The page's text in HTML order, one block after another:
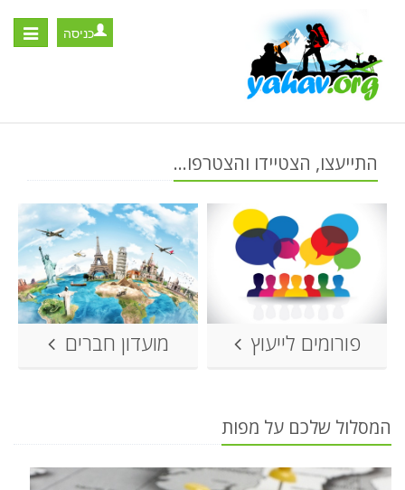
Toggle
כניסה
התייעצו, הצטיידו והצטרפו...
פורומים לייעוץ מועדון חברים
המסלול שלכם על מפות